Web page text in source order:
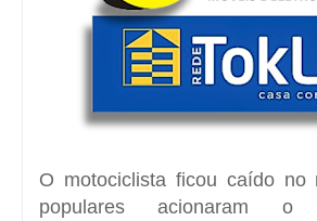
O motociclista ficou caído
populares acionaram